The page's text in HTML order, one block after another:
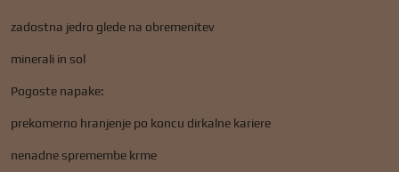
zadostna jedro glede na obremenitev
minerali in sol
Pogoste napake:
prekomerno hranjenje po koncu dirkalne kariere
nenadne spremembe krme